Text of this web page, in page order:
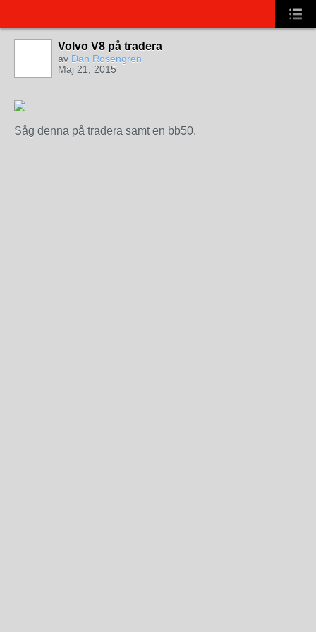
Volvo V8 på tradera
av Dan Rosengren
Maj 21, 2015
Såg denna på tradera samt en bb50.